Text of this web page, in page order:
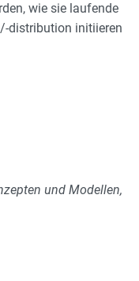
wie sie laufende
distribution initiieren
und Modellen,